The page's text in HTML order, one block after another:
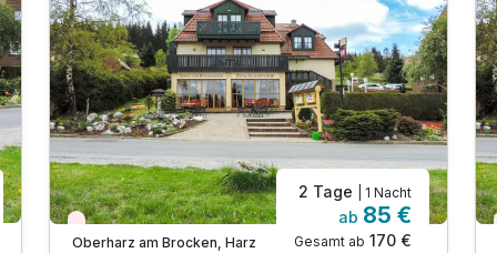
Aktuell ausgebucht
Oberharz am Brocken, Harz
2 Tage | 1 Nacht
ab 85 €
Gesamt ab 170 €